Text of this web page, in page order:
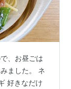
、お昼ごは
ました。 ネ
好きなだけ